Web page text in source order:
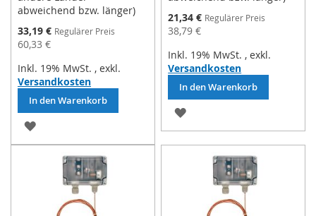
abweichend bzw. länger)
Sonderpreis
33,19 € Regulärer Preis
60,33 €
Inkl. 19% MwSt. , exkl.
Versandkosten
In den Warenkorb
ZUR
WUNSCHLISTE
HINZUFÜGEN
Sonderpreis
21,34 € Regulärer Preis
38,79 €
Inkl. 19% MwSt. , exkl.
Versandkosten
In den Warenkorb
ZUR
WUNSCHLISTE
HINZUFÜGEN